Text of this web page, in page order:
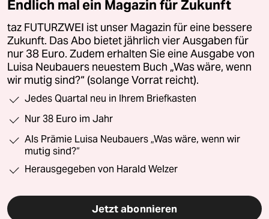
Endlich mal ein Magazin für Zukunft
taz FUTURZWEI ist unser Magazin für eine bessere
Zukunft. Das Abo bietet jährlich vier Ausgaben für
nur 38 Euro. Zudem erhalten Sie eine Ausgabe von
Luisa Neubauers neuestem Buch „Was wäre, wenn
wir mutig sind?“ (solange Vorrat reicht).
Jedes Quartal neu in Ihrem Briefkasten
Nur 38 Euro im Jahr
Als Prämie Luisa Neubauers „Was wäre, wenn wir
mutig sind?“
Herausgegeben von Harald Welzer
Jetzt abonnieren